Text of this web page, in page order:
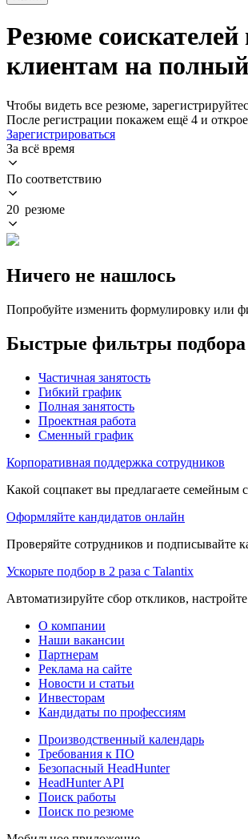
Резюме
клиентам на
Чтобы видеть все резюме,
После регистрации покажем ещё 4 и
Зарегистрироваться
За всё время
По соответствию
20 резюме
Ничего не нашлось
Попробуйте изменить формулировку или
Быстрые фильтры
Частичная занятость
Гибкий график
Полная занятость
Проектная работа
Сменный график
Корпоративная поддержка сотрудников
Какой соцпакет вы предлагаете семейным
Оформляйте кандидатов онлайн
Проверяйте сотрудников и подписывайте
Ускорьте подбор в 2 раза с Talantix
Автоматизируйте сбор откликов,
О компании
Наши вакансии
Партнерам
Реклама на сайте
Новости и статьи
Инвесторам
Кандидаты по профессиям
Производственный календарь
Требования к ПО
Безопасный HeadHunter
HeadHunter API
Поиск работы
Поиск по резюме